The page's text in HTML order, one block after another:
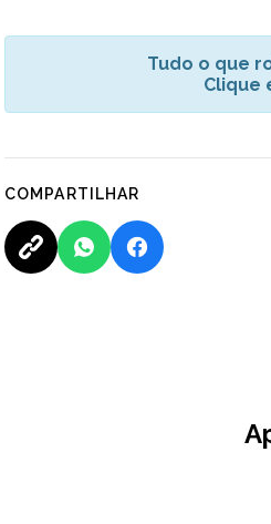
Tudo o que
Clique
COMPARTILHAR